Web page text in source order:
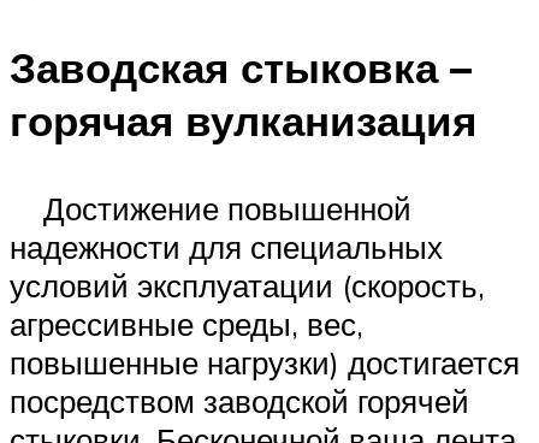
Заводская стыковка –
горячая вулканизация
Достижение повышенной
надежности для специальных
условий эксплуатации (скорость,
агрессивные среды, вес,
повышенные нагрузки) достигается
посредством заводской горячей